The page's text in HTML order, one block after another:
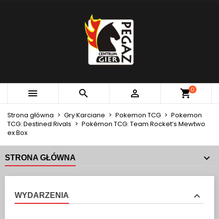
   0
Strona główna Gry Karciane Pokemon TCG
Pokemon
TCG: Destined Rivals
Pokémon TCG: Team Rocket’s Mewtwo
ex Box
STRONA GŁÓWNA
WYDARZENIA
MOJE LISTY ŻYCZEŃ
Utwórz nową listę
UTWÓRZ LISTĘ ŻYCZEŃ
Utwórz listę życzeń
ZALOGUJ SIĘ
MUSISZ BYĆ ZALOGOWANY BY ZAPISAĆ PRODUKTY
NA SWOJEJ LIŚCIE ŻYCZEŃ.
Anuluj Zaloguj się